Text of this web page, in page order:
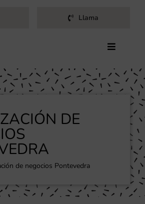
Llama
Toggle
DE
de negocios Pontevedra